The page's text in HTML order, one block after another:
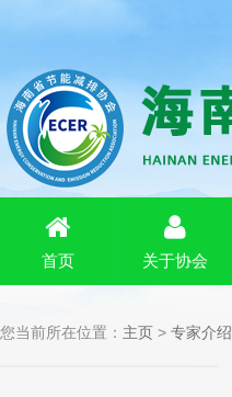
首页 关于协会
您当前所在位置： 主页 > 专家介绍